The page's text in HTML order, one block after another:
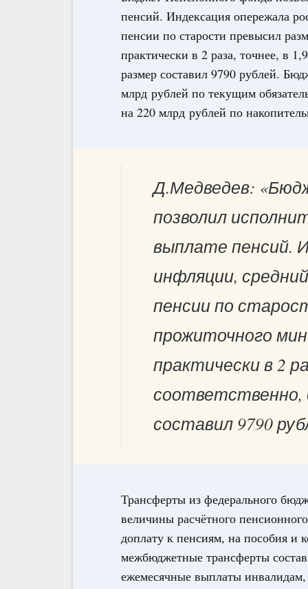
пенсий. Индексация опережала
пенсии по старости превысил
практически в 2 раза, точнее, в
размер составил 9790 рублей.
млрд рублей по текущим
на 220 млрд рублей по
Д.Медведев:
позволил
выплате пенсий.
инфляции,
пенсии по
прожиточного
практически в 2
соответственно,
составил 9790
Трансферты из федерального
величины расчётного
доплату к пенсиям, на пособия и
межбюджетные трансферты
ежемесячные выплаты